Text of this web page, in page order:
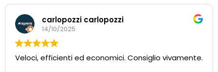
Elena Fossati
27/08/2024
Trasloco dall’Italia alla Francia svolto nel migliore dei